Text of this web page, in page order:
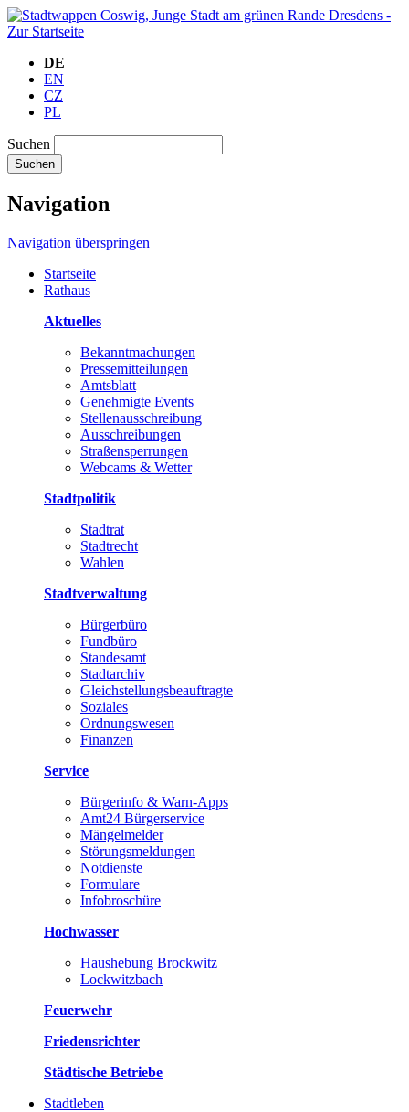
DE
EN
CZ
PL
Suchen
Suchen
Navigation
Navigation überspringen
Startseite
Rathaus
Aktuelles
Bekanntmachungen
Pressemitteilungen
Amtsblatt
Genehmigte Events
Stellenausschreibung
Ausschreibungen
Straßensperrungen
Webcams & Wetter
Stadtpolitik
Stadtrat
Stadtrecht
Wahlen
Stadtverwaltung
Bürgerbüro
Fundbüro
Standesamt
Stadtarchiv
Gleichstellungsbeauftragte
Soziales
Ordnungswesen
Finanzen
Service
Bürgerinfo & Warn-Apps
Amt24 Bürgerservice
Mängelmelder
Störungsmeldungen
Notdienste
Formulare
Infobroschüre
Hochwasser
Haushebung Brockwitz
Lockwitzbach
Feuerwehr
Friedensrichter
Städtische Betriebe
Stadtleben